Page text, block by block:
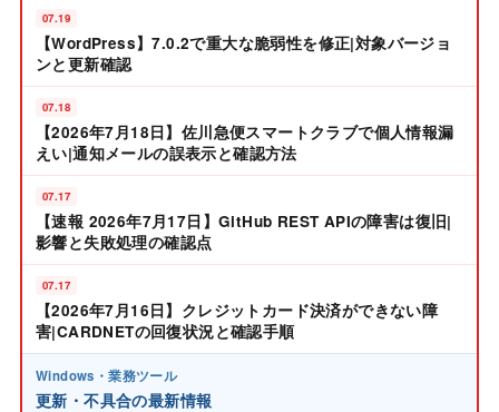
07.19
【WordPress】7.0.2で重大な脆弱性を修正|対象バージョ
ンと更新確認
07.18
【2026年7月18日】佐川急便スマートクラブで個人情報漏
えい|通知メールの誤表示と確認方法
07.17
【速報 2026年7月17日】GitHub REST APIの障害は復旧|
影響と失敗処理の確認点
07.17
【2026年7月16日】クレジットカード決済ができない障
害|CARDNETの回復状況と確認手順
Windows・業務ツール
更新・不具合の最新情報